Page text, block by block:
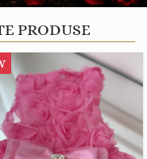
PRODUSE